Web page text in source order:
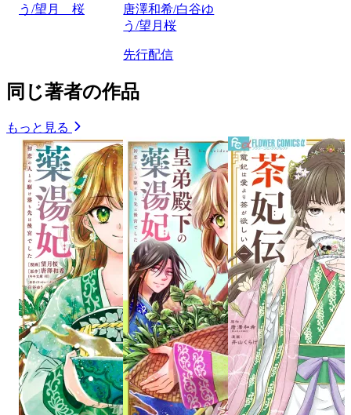
う/望月 桜
唐澤和希/白谷ゆ
う/望月桜
先行配信
同じ著者の作品
もっと見る